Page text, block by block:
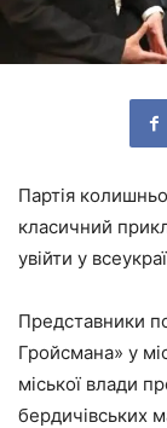
Партія
класичний
увійти у
Представники
Гройсмана» у
міської влади
бердичівських